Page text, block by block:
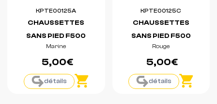
KPTE00125A
CHAUSSETTES
SANS PIED F500
Marine
5,00€
détails
KPTE00125C
CHAUSSETTES
SANS PIED F500
Rouge
5,00€
détails